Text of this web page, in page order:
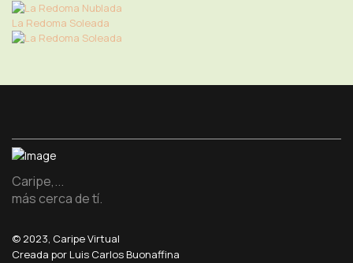
La Redoma Soleada
Caripe,...
más cerca de tí.
© 2023, Caripe Virtual
Creada por Luis Carlos Buonaffina